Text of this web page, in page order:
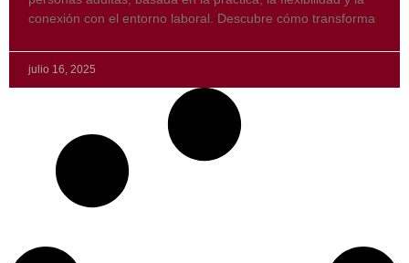
conexión con el entorno laboral. Descubre cómo transforma
julio 16, 2025